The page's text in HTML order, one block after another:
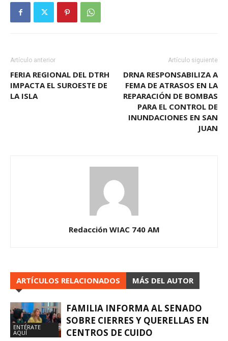
Artículo anterior
FERIA REGIONAL DEL DTRH
IMPACTA EL SUROESTE DE
LA ISLA
Artículo siguiente
DRNA RESPONSABILIZA A
FEMA DE ATRASOS EN LA
REPARACIÓN DE BOMBAS
PARA EL CONTROL DE
INUNDACIONES EN SAN
JUAN
Redacción WIAC 740 AM
ARTÍCULOS RELACIONADOS MÁS DEL AUTOR
ENTÉRATE
AQUÍ
FAMILIA INFORMA AL SENADO
SOBRE CIERRES Y QUERELLAS EN
CENTROS DE CUIDO